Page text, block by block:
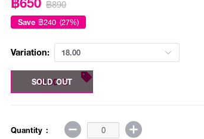
฿890
Save ฿240 (27%)
Variation: 18.00
18.00 G
SOLD OUT
Quantity :